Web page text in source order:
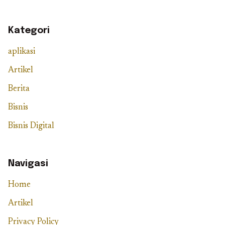
Kategori
aplikasi
Artikel
Berita
Bisnis
Bisnis Digital
Navigasi
Home
Artikel
Privacy Policy